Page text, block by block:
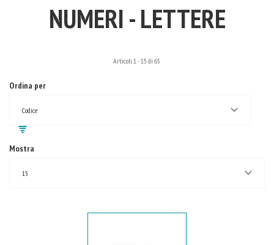
NUMERI - LETTERE
Ordina per
Codice
Articoli 1 -15 di 65
Mostra
15